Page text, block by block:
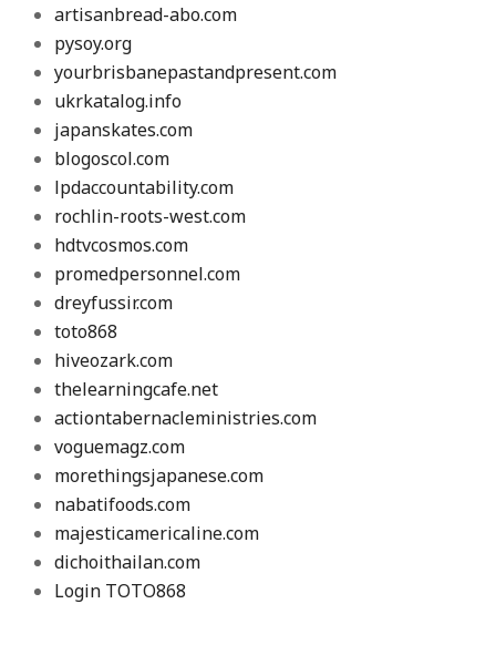
artisanbread-abo.com
pysoy.org
yourbrisbanepastandpresent.com
ukrkatalog.info
japanskates.com
blogoscol.com
lpdaccountability.com
rochlin-roots-west.com
hdtvcosmos.com
promedpersonnel.com
dreyfussir.com
toto868
hiveozark.com
thelearningcafe.net
actiontabernacleministries.com
voguemagz.com
morethingsjapanese.com
nabatifoods.com
majesticamericaline.com
dichoithailan.com
Login TOTO868